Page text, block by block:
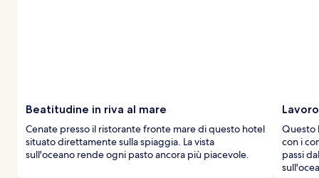
Beatitudine in riva al mare
Cenate presso il ristorante fronte mare di questo hotel
situato direttamente sulla spiaggia. La vista
sull'oceano rende ogni pasto ancora più piacevole.
Questo
con i
passi